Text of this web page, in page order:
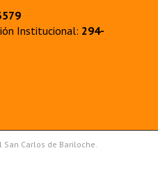
Institucional: 294-
Carlos de Bariloche.